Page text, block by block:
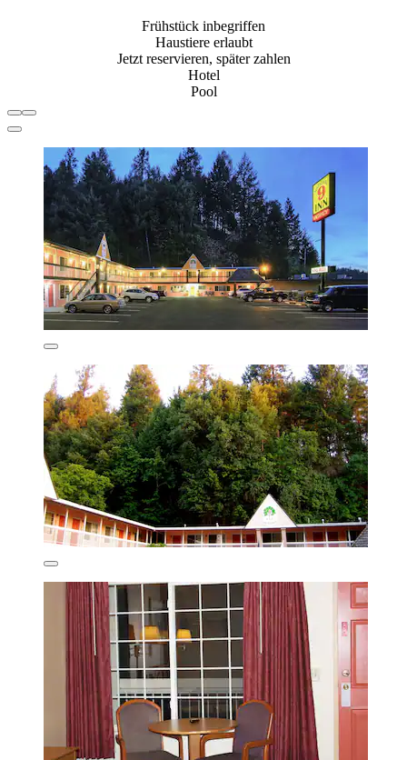
Frühstück inbegriffen
Haustiere erlaubt
Jetzt reservieren, später zahlen
Hotel
Pool